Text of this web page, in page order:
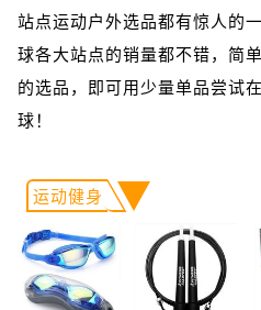
站点运动户外选品都有惊人的
球各大站点的销量都不错，简
的选品，即可用少量单品尝试
球！
运动健身